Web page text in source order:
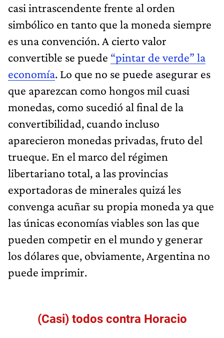
casi intrascendente frente al orden
simbólico en tanto que la moneda siempre
es una convención. A cierto valor
convertible se puede “pintar de verde” la
economía. Lo que no se puede asegurar es
que aparezcan como hongos mil cuasi
monedas, como sucedió al final de la
convertibilidad, cuando incluso
aparecieron monedas privadas, fruto del
trueque. En el marco del régimen
libertariano total, a las provincias
exportadoras de minerales quizá les
convenga acuñar su propia moneda ya que
las únicas economías viables son las que
pueden competir en el mundo y generar
los dólares que, obviamente, Argentina no
puede imprimir.
(Casi) todos contra Horacio